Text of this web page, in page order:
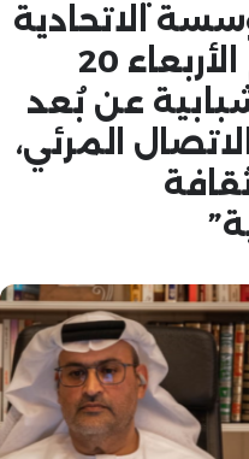
الاتحادية
للشباب مساء يوم الأربعاء 20
شبابية عن بُعد
المرئي،